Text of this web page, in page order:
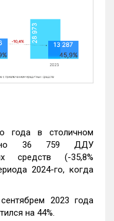
года в столичном
36 759 ДДУ
средств (-35,8%
2024-го, когда
2023 года
на 44%.